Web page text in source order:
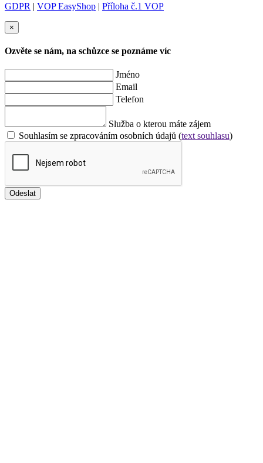
GDPR | VOP EasyShop | Příloha č.1 VOP
×
Ozvěte se nám, na schůzce se poznáme víc
Jméno
Email
Telefon
Služba o kterou máte zájem
Souhlasím se zpracováním osobních údajů (text souhlasu)
Odeslat